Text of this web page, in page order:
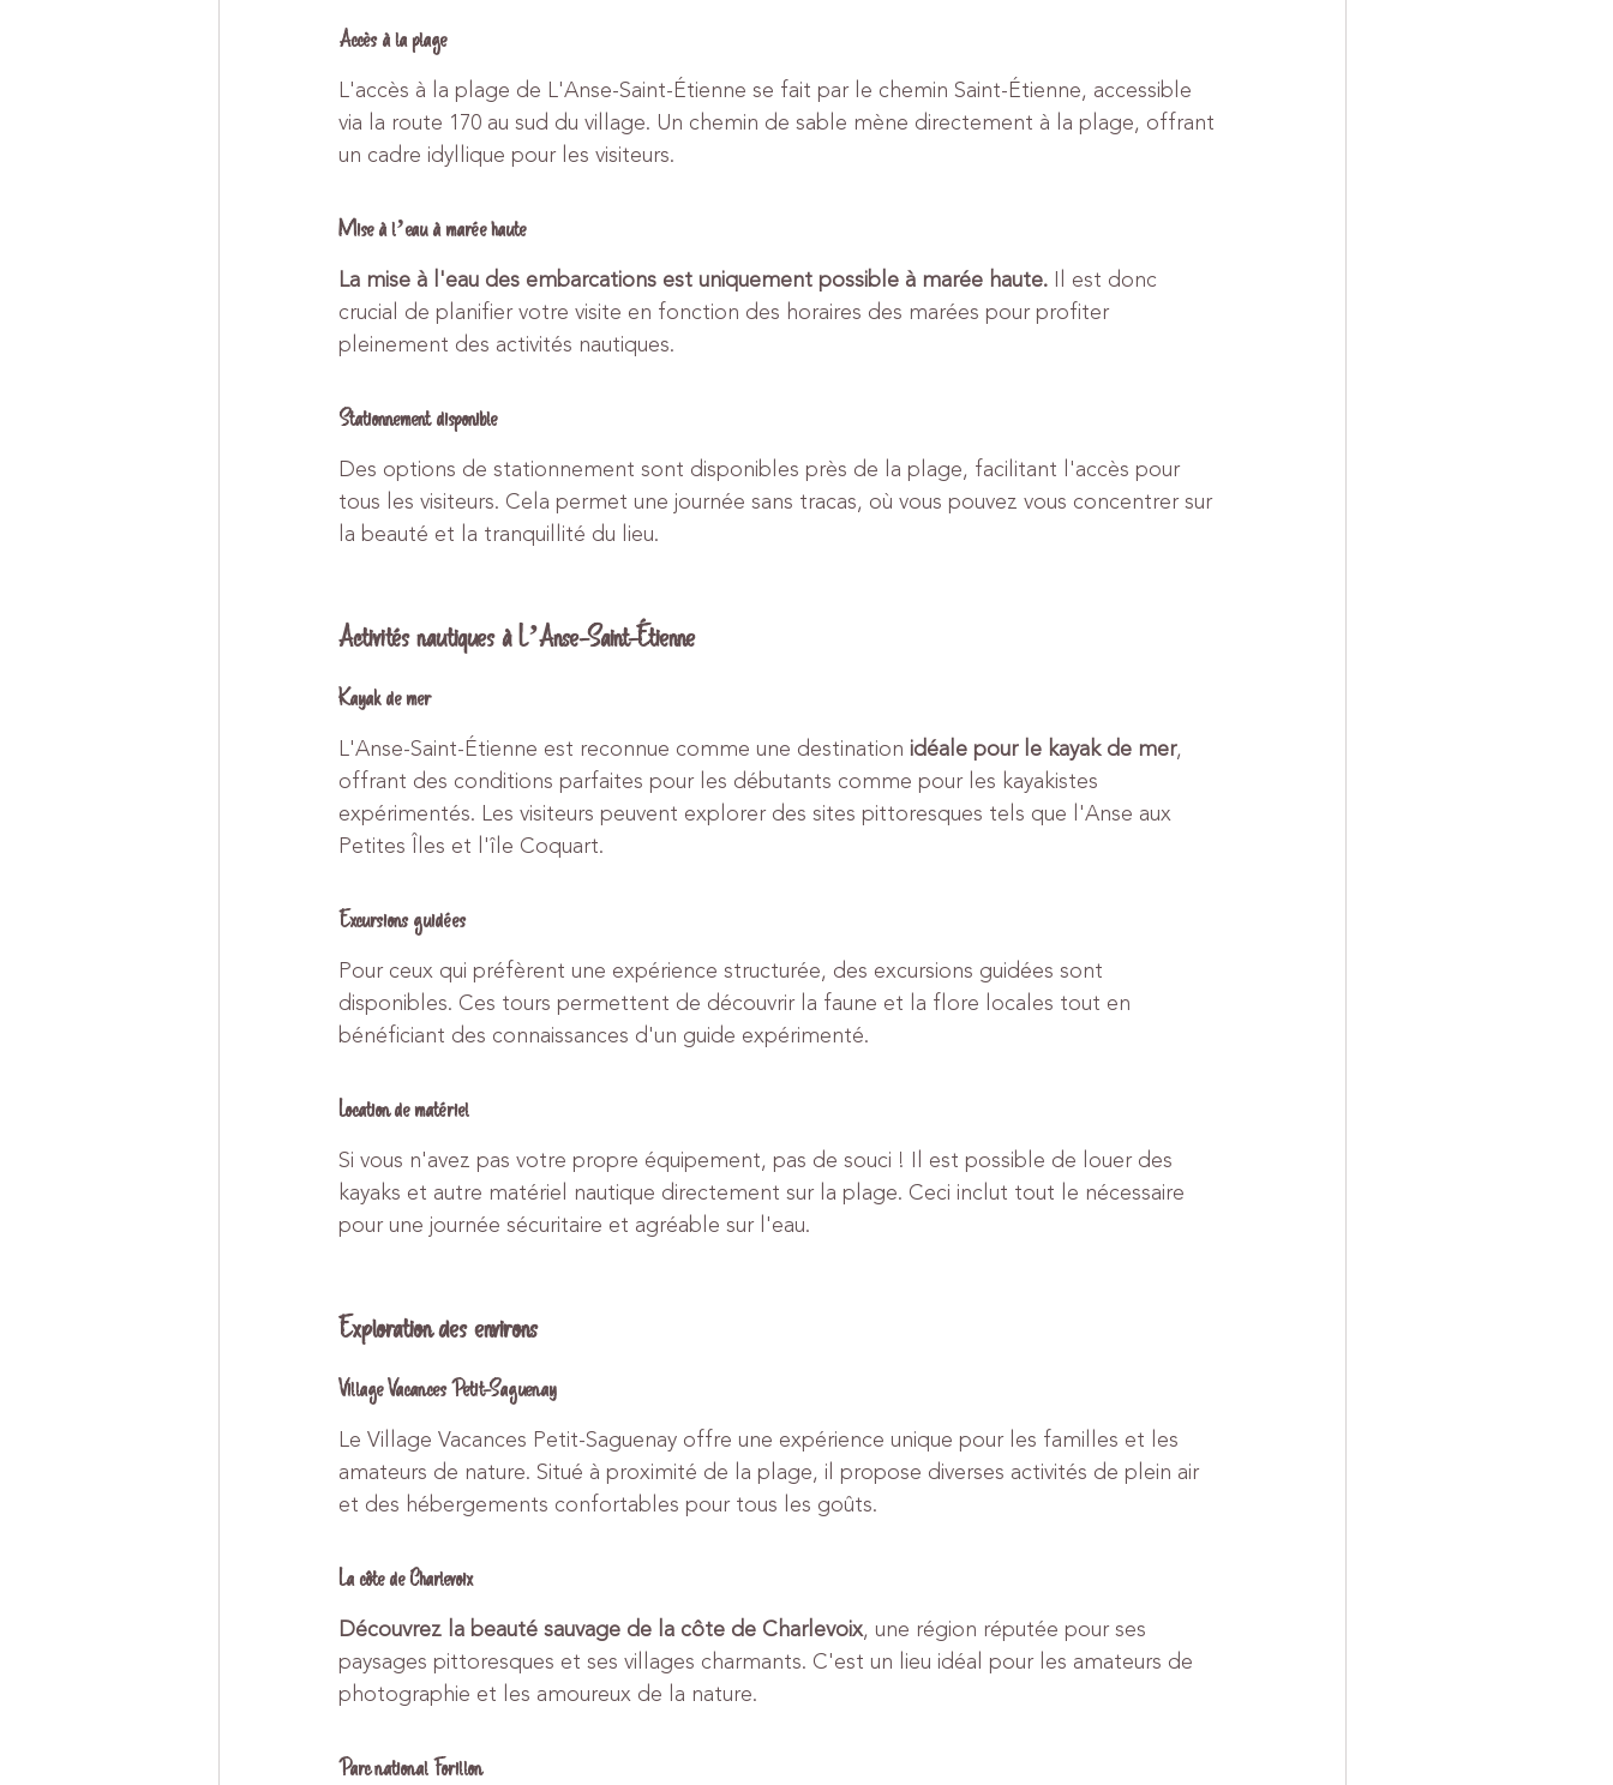
Accès à la plage
L'accès à la plage de L'Anse-Saint-Étienne se fait par le chemin Saint-Étienne, accessible
via la route 170 au sud du village. Un chemin de sable mène directement à la plage, offrant
un cadre idyllique pour les visiteurs.
Mise à l’eau à marée haute
La mise à l'eau des embarcations est uniquement possible à marée haute. Il est donc
crucial de planifier votre visite en fonction des horaires des marées pour profiter
pleinement des activités nautiques.
Stationnement disponible
Des options de stationnement sont disponibles près de la plage, facilitant l'accès pour
tous les visiteurs. Cela permet une journée sans tracas, où vous pouvez vous concentrer sur
la beauté et la tranquillité du lieu.
Activités nautiques à L’Anse-Saint-Étienne
Kayak de mer
L'Anse-Saint-Étienne est reconnue comme une destination idéale pour le kayak de mer,
offrant des conditions parfaites pour les débutants comme pour les kayakistes
expérimentés. Les visiteurs peuvent explorer des sites pittoresques tels que l'Anse aux
Petites Îles et l'île Coquart.
Excursions guidées
Pour ceux qui préfèrent une expérience structurée, des excursions guidées sont
disponibles. Ces tours permettent de découvrir la faune et la flore locales tout en
bénéficiant des connaissances d'un guide expérimenté.
Location de matériel
Si vous n'avez pas votre propre équipement, pas de souci ! Il est possible de louer des
kayaks et autre matériel nautique directement sur la plage. Ceci inclut tout le nécessaire
pour une journée sécuritaire et agréable sur l'eau.
Exploration des environs
Village Vacances Petit-Saguenay
Le Village Vacances Petit-Saguenay offre une expérience unique pour les familles et les
amateurs de nature. Situé à proximité de la plage, il propose diverses activités de plein air
et des hébergements confortables pour tous les goûts.
La côte de Charlevoix
Découvrez la beauté sauvage de la côte de Charlevoix, une région réputée pour ses
paysages pittoresques et ses villages charmants. C'est un lieu idéal pour les amateurs de
photographie et les amoureux de la nature.
Parc national Forillon